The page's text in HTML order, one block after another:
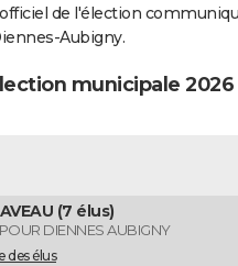
de l'élection
Aubigny.
municipale
(7 élus)
DIENNES AUBIGNY
des élus